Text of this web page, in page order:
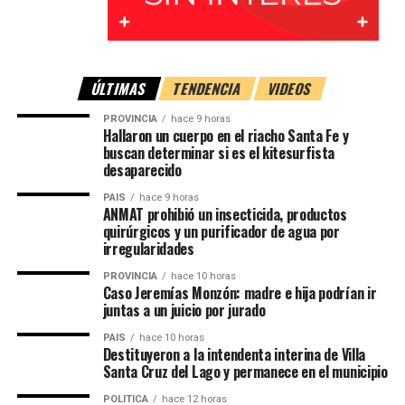
Desde su presentación oficial, «Late el Sur»
será parte
acompañará tanto la cuenta regresiva como las
ceremonias de apertura y cierre.
El objetivo es que su estribillo sea compartido por atletas,
voluntarios y espectadores, convirtiéndose en uno de los
símbolos del evento deportivo que tendrá como sedes a
Santa Fe, Rosario y Rafaela
Con información de Sin Mordaza
expresaron los
organizadores.
Además, señalaron que comprendían la reacción del
público argentino.
«También somos
argentinos. Somos parte de
un pueblo en donde el
fútbol no es solo un
deporte, es parte de
nuestra identidad, de
nuestra historia y de
nuestra cultura. Por eso
ÚLTIMAS TENDENCIA VIDEOS
PROVINCIA hace 9 horas
Hallaron un cuerpo en el riacho Santa Fe y
buscan determinar si es el kitesurfista
desaparecido
PAIS hace 9 horas
ANMAT prohibió un insecticida, productos
quirúrgicos y un purificador de agua por
irregularidades
PROVINCIA hace 10 horas
Caso Jeremías Monzón: madre e hija podrían ir
juntas a un juicio por jurado
PAIS hace 10 horas
Destituyeron a la intendenta interina de Villa
Santa Cruz del Lago y permanece en el municipio
POLITICA hace 12 horas